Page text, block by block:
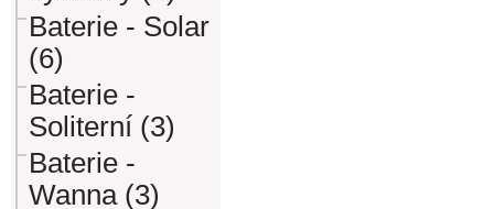
Baterie - Solar
(6)
Baterie -
Soliterní (3)
Baterie -
Wanna (3)